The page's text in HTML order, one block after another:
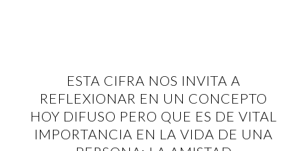
ESTA CIFRA NOS INVITA A
REFLEXIONAR EN UN CONCEPTO
HOY DIFUSO PERO QUE ES DE VITAL
IMPORTANCIA EN LA VIDA DE UNA